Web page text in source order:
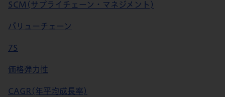
SCM(サプライチェーン・マネジメント)
バリューチェーン
7S
価格弾力性
CAGR(年平均成長率)